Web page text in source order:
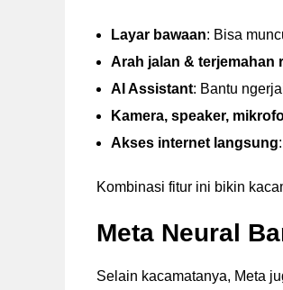
Layar bawaan: Bisa
Arah jalan & terjemahan
AI Assistant: Bantu
Kamera, speaker,
Akses internet langsung
Kombinasi fitur ini bikin
Meta Neural
Selain kacamatanya, Meta